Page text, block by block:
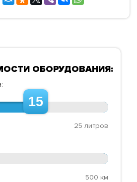
ОБОРУДОВАНИЯ:
15
25 литров
500 км